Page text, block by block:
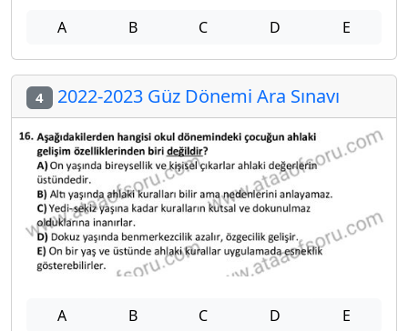
A B C D E
4 2022-2023 Güz Dönemi Ara Sınavı
A B C D E